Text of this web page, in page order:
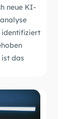
neue KI-
identifiziert
das